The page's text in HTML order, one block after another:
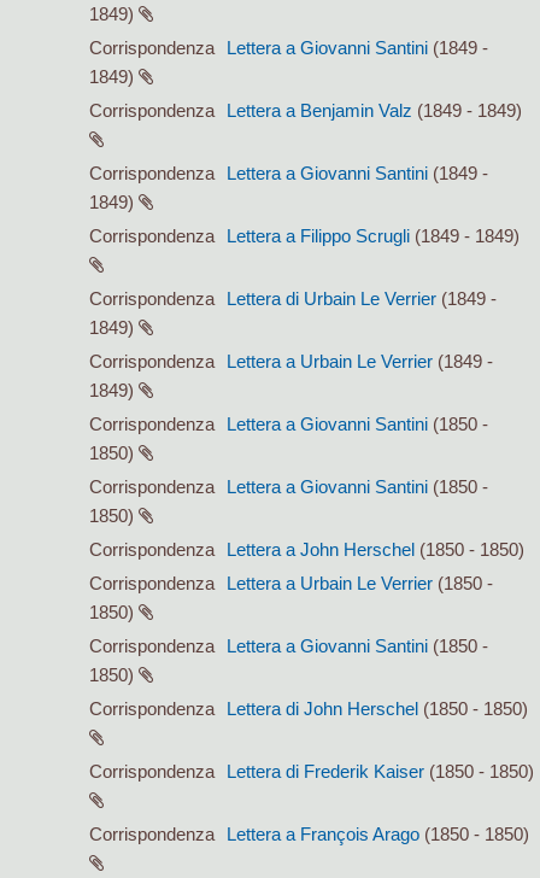
1849)
Corrispondenza
Lettera a Giovanni Santini (1849 -
1849)
Corrispondenza
Lettera a Benjamin Valz (1849 - 1849)
Corrispondenza Lettera a Giovanni Santini (1849 -
1849)
Corrispondenza
Lettera a Filippo Scrugli (1849 - 1849)
Corrispondenza Lettera di Urbain Le Verrier (1849 -
1849)
Corrispondenza
Lettera a Urbain Le Verrier (1849 -
1849)
Corrispondenza
Lettera a Giovanni Santini (1850 -
1850)
Corrispondenza
Lettera a Giovanni Santini (1850 -
1850)
Corrispondenza
Lettera a John Herschel (1850 - 1850)
Corrispondenza
Lettera a Urbain Le Verrier (1850 -
1850)
Corrispondenza
Lettera a Giovanni Santini (1850 -
1850)
Corrispondenza
Lettera di John Herschel (1850 - 1850)
Corrispondenza Lettera di Frederik Kaiser (1850 - 1850)
Corrispondenza Lettera a François Arago (1850 - 1850)